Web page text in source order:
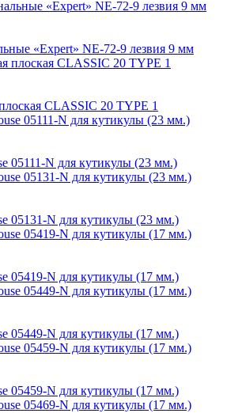
«Expert» NE-72-9 лезвия 9 мм
CLASSIC 20 TYPE 1
05111-N для кутикулы (23 мм.)
05131-N для кутикулы (23 мм.)
05419-N для кутикулы (17 мм.)
05449-N для кутикулы (17 мм.)
05459-N для кутикулы (17 мм.)